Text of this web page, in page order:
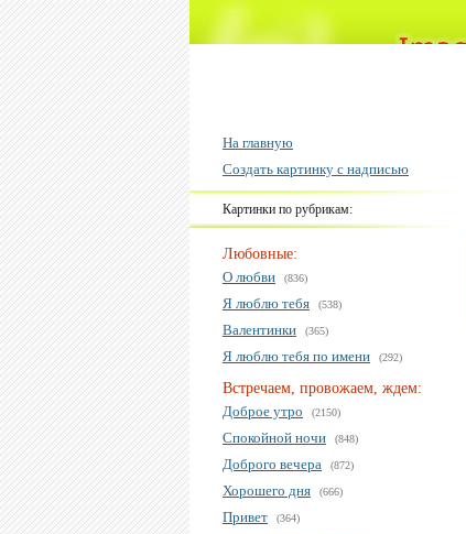
На главную
Создать картинку с надписью
Картинки по рубрикам:
Любовные:
О любви
(836)
Я люблю тебя (538)
Валентинки (365)
Я люблю тебя по имени (292)
Встречаем, провожаем, ждем:
Доброе утро
(2150)
Спокойной ночи (848)
Доброго вечера (872)
Хорошего дня (666)
Привет (364)